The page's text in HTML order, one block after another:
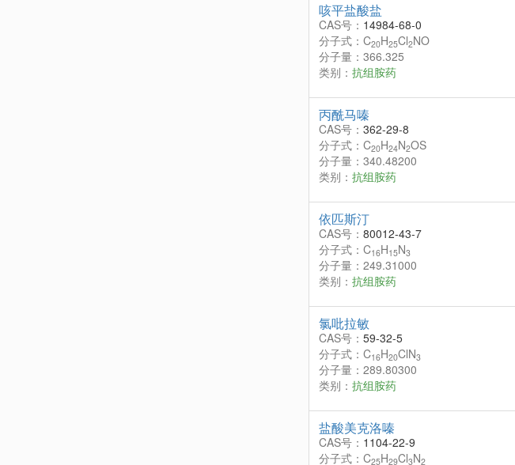
咳平盐酸盐
CAS号： 14984-68-0
分子式：C20H25Cl2NO
分子量：366.325
类别： 抗组胺药
丙酰马嗪
CAS号： 362-29-8
分子式：C20H24N2OS
分子量：340.48200
类别： 抗组胺药
依匹斯汀
CAS号： 80012-43-7
分子式：C16H15N3
分子量：249.31000
类别： 抗组胺药
氯吡拉敏
CAS号： 59-32-5
分子式：C16H20ClN3
分子量：289.80300
类别： 抗组胺药
盐酸美克洛嗪
CAS号： 1104-22-9
分子式：C25H29Cl3N2